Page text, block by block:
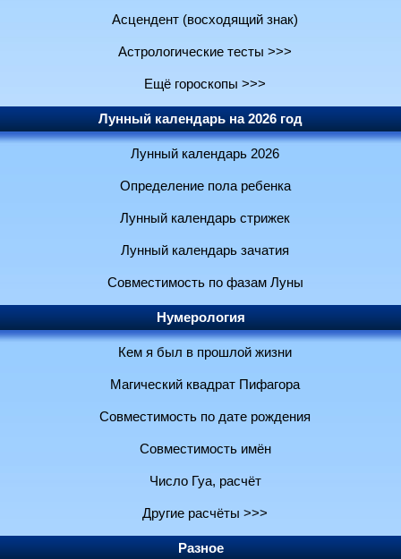
Асцендент (восходящий знак)
Астрологические тесты >>>
Ещё гороскопы >>>
Лунный календарь на 2026 год
Лунный календарь 2026
Определение пола ребенка
Лунный календарь стрижек
Лунный календарь зачатия
Совместимость по фазам Луны
Нумерология
Кем я был в прошлой жизни
Магический квадрат Пифагора
Совместимость по дате рождения
Совместимость имён
Число Гуа, расчёт
Другие расчёты >>>
Разное